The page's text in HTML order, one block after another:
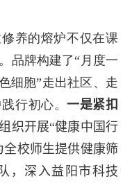
养的熔炉不仅在课
品牌构建了“月度一
细胞”走出社区、走
行初心。一是紧扣
织开展“健康中国行
校师生提供健康筛
，深入益阳市科技